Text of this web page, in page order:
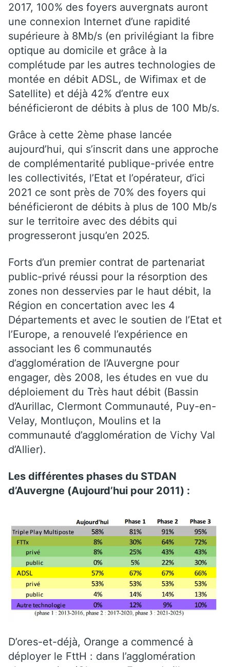
2017, 100% des foyers auvergnats auront
une connexion Internet d’une rapidité
supérieure à 8Mb/s (en privilégiant la fibre
optique au domicile et grâce à la
complétude par les autres technologies de
montée en débit ADSL, de Wifimax et de
Satellite) et déjà 42% d’entre eux
bénéficieront de débits à plus de 100 Mb/s.
Grâce à cette 2ème phase lancée
aujourd’hui, qui s’inscrit dans une approche
de complémentarité publique-privée entre
les collectivités, l’Etat et l’opérateur, d’ici
2021 ce sont près de 70% des foyers qui
bénéficieront de débits à plus de 100 Mb/s
sur le territoire avec des débits qui
progresseront jusqu’en 2025.
Forts d’un premier contrat de partenariat
public-privé réussi pour la résorption des
zones non desservies par le haut débit, la
Région en concertation avec les 4
Départements et avec le soutien de l’Etat et
l’Europe, a renouvelé l’expérience en
associant les 6 communautés
d’agglomération de l’Auvergne pour
engager, dès 2008, les études en vue du
déploiement du Très haut débit (Bassin
d’Aurillac, Clermont Communauté, Puy-en-
Velay, Montluçon, Moulins et la
communauté d’agglomération de Vichy Val
d’Allier).
Les différentes phases du STDAN
d’Auvergne (Aujourd’hui pour 2011) :
D’ores-et-déjà, Orange a commencé à
déployer le FttH : dans l’agglomération